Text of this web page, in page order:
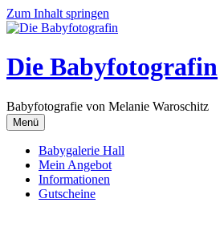
Zum Inhalt springen
Die Babyfotografin
Babyfotografie von Melanie Waroschitz
Menü
Babygalerie Hall
Mein Angebot
Informationen
Gutscheine